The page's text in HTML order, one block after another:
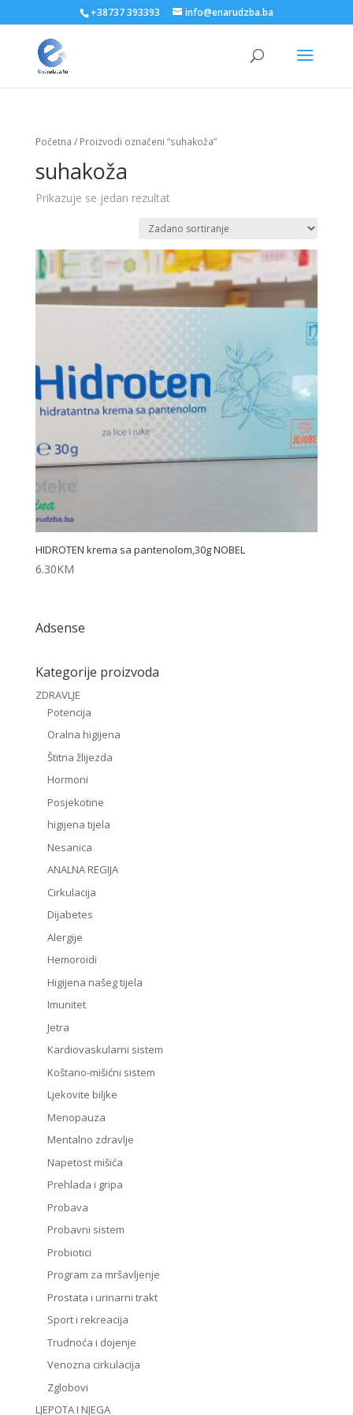
+38737 393393 info@enarudzba.ba
Početna / Proizvodi označeni “suhakoža”
suhakoža
Prikazuje se jedan rezultat
HIDROTEN krema sa pantenolom,30g NOBEL
6.30KM
Adsense
Kategorije proizvoda
ZDRAVLJE
Potencija
Oralna higijena
Štitna žlijezda
Hormoni
Posjekotine
higijena tijela
Nesanica
ANALNA REGIJA
Cirkulacija
Dijabetes
Alergije
Hemoroidi
Higijena našeg tijela
Imunitet
Jetra
Kardiovaskularni sistem
Koštano-mišićni sistem
Ljekovite biljke
Menopauza
Mentalno zdravlje
Napetost mišića
Prehlada i gripa
Probava
Probavni sistem
Probiotici
Program za mršavljenje
Prostata i urinarni trakt
Sport i rekreacija
Trudnoća i dojenje
Venozna cirkulacija
Zglobovi
LJEPOTA I NJEGA